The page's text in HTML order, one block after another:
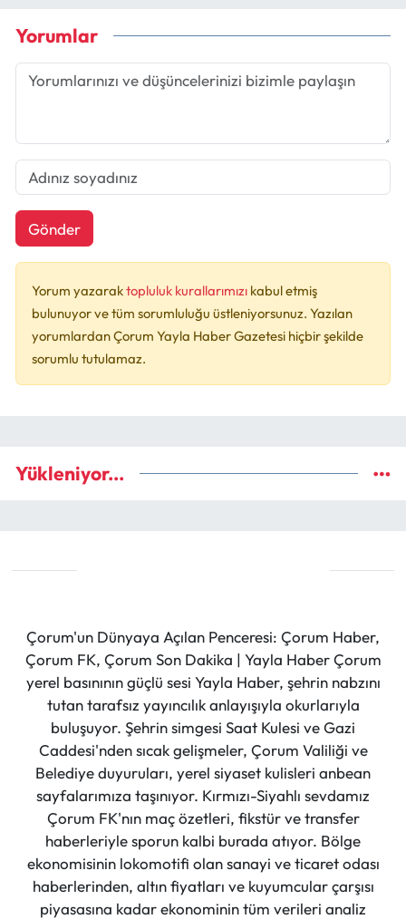
Yorumlar
Gönder
Yorum yazaraktopluluk kurallarımızı kabul etmiş
bulunuyor ve tüm sorumluluğu üstleniyorsunuz. Yazılan
yorumlardan Çorum Yayla Haber Gazetesi hiçbir şekilde
sorumlu tutulamaz.
Yükleniyor...
Çorum'un Dünyaya Açılan Penceresi: Çorum Haber,
Çorum FK, Çorum Son Dakika | Yayla Haber Çorum
yerel basınının güçlü sesi Yayla Haber, şehrin nabzını
tutan tarafsız yayıncılık anlayışıyla okurlarıyla
buluşuyor. Şehrin simgesi Saat Kulesi ve Gazi
Caddesi'nden sıcak gelişmeler, Çorum Valiliği ve
Belediye duyuruları, yerel siyaset kulisleri anbean
sayfalarımıza taşınıyor. Kırmızı-Siyahlı sevdamız
Çorum FK'nın maç özetleri, fikstür ve transfer
haberleriyle sporun kalbi burada atıyor. Bölge
ekonomisinin lokomotifi olan sanayi ve ticaret odası
haberlerinden, altın fiyatları ve kuyumcular çarşısı
piyasasına kadar ekonominin tüm verileri analiz